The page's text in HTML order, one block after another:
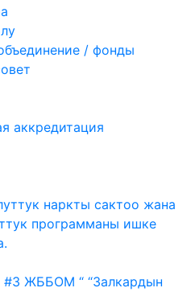
/ фонды
аккредитация
наркты сактоо жана
программаны ишке
#3 ЖББОМ “ “Залкардын